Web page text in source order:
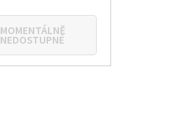
MOMENTÁLNĚ
NEDOSTUPNÉ